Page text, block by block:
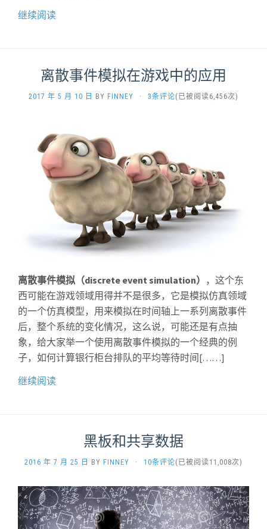
继续阅读
离散事件模拟在游戏中的应用
2017 年 5 月 10 日 BY FINNEY · 3条评论(已被阅读6,456次)
离散事件模拟（discrete event simulation） ，这个东
西可能在游戏领域用得并不是很多，它是模拟仿真领域
的一个仿真模型，用来模拟在时间轴上一系列离散事件
后，整个系统的变化情况，这么说，可能还是有点抽
象，给大家举一个使用离散事件模拟的一个经典的例
子，如何计算银行柜台排队的平均等待时间[……]
继续阅读
黑板和共享数据
2016 年 7 月 25 日 BY FINNEY · 10条评论(已被阅读11,008次)